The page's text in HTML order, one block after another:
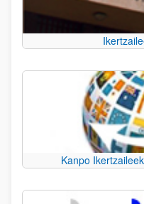
Kanpo